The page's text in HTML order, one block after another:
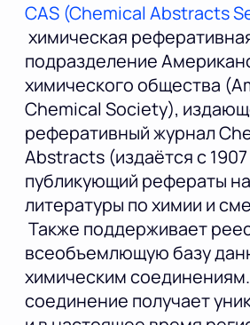
CAS (Chemical Abstracts
химическая
подразделение
химического общества
Chemical Society),
реферативный журнал
Abstracts (издаётся с
публикующий рефераты
литературы по химии и
Также поддерживает
всеобъемлющую базу
химическим
соединение получает